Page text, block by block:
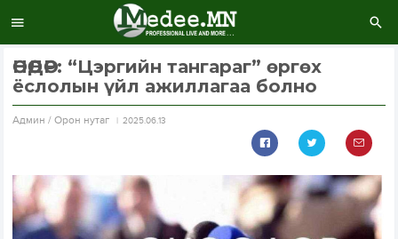
ӨНӨӨДӨР: “Цэргийн тангараг” өргөх
ёслолын үйл ажиллагаа болно
Aдмин / Орон нутаг 2025.06.13